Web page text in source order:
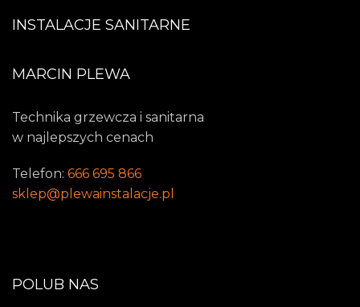
INSTALACJE SANITARNE
MARCIN PLEWA
Technika grzewcza i sanitarna
w najlepszych cenach
Telefon: 666 695 866
sklep@plewainstalacje.pl
POLUB NAS